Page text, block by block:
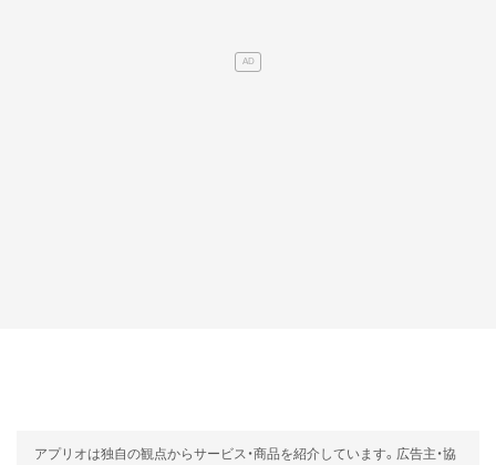
アプリオは独自の観点からサービス・商品を紹介しています。広告主・協